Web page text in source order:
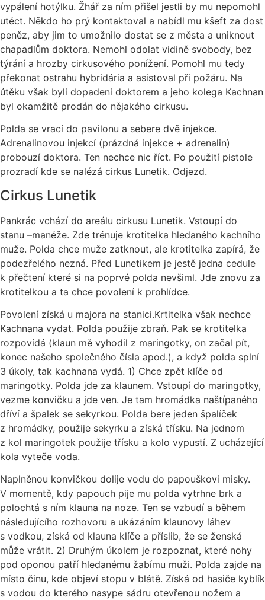
vypálení hotýlku. Žhář za ním přišel jestli by mu nepomohl
utéct. Někdo ho prý kontaktoval a nabídl mu kšeft za dost
peněz, aby jim to umožnilo dostat se z města a uniknout
chapadlům doktora. Nemohl odolat vidině svobody, bez
týrání a hrozby cirkusového ponížení. Pomohl mu tedy
překonat ostrahu hybridária a asistoval při požáru. Na
útěku však byli dopadeni doktorem a jeho kolega Kachnan
byl okamžitě prodán do nějakého cirkusu.
Polda se vrací do pavilonu a sebere dvě injekce.
Adrenalinovou injekcí (prázdná injekce + adrenalin)
probouzí doktora. Ten nechce nic říct. Po použití pistole
prozradí kde se nalézá cirkus Lunetik. Odjezd.
Cirkus Lunetik
Pankrác vchází do areálu cirkusu Lunetik. Vstoupí do
stanu –manéže. Zde trénuje krotitelka hledaného kachního
muže. Polda chce muže zatknout, ale krotitelka zapírá, že
podezřelého nezná. Před Lunetikem je jestě jedna cedule
k přečtení které si na poprvé polda nevšiml. Jde znovu za
krotitelkou a ta chce povolení k prohlídce.
Povolení získá u majora na stanici.Krtitelka však nechce
Kachnana vydat. Polda použije zbraň. Pak se krotitelka
rozpovídá (klaun mě vyhodil z maringotky, on začal pít,
konec našeho společného čísla apod.), a když polda splní
3 úkoly, tak kachnana vydá. 1) Chce zpět klíče od
maringotky. Polda jde za klaunem. Vstoupí do maringotky,
vezme konvičku a jde ven. Je tam hromádka naštípaného
dříví a špalek se sekyrkou. Polda bere jeden špalíček
z hromádky, použije sekyrku a získá třísku. Na jednom
z kol maringotek použije třísku a kolo vypustí. Z ucházející
kola vyteče voda.
Naplněnou konvičkou dolije vodu do papouškovi misky.
V momentě, kdy papouch pije mu polda vytrhne brk a
polochtá s ním klauna na noze. Ten se vzbudí a během
následujícího rozhovoru a ukázáním klaunovy láhev
s vodkou, získá od klauna klíče a příslib, že se ženská
může vrátit. 2) Druhým úkolem je rozpoznat, které nohy
pod oponou patří hledanému žabímu muži. Polda zajde na
místo činu, kde objeví stopu v blátě. Získá od hasiče kyblík
s vodou do kterého nasype sádru otevřenou nožem a